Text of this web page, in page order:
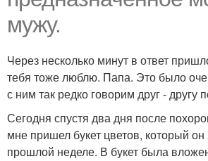
мужу.
Через несколько минут в ответ
тебя тоже люблю. Папа. Это было
с ним так редко говорим друг - другу
Сегодня спустя два дня после
мне пришел букет цветов, который
прошлой неделе. В букет была